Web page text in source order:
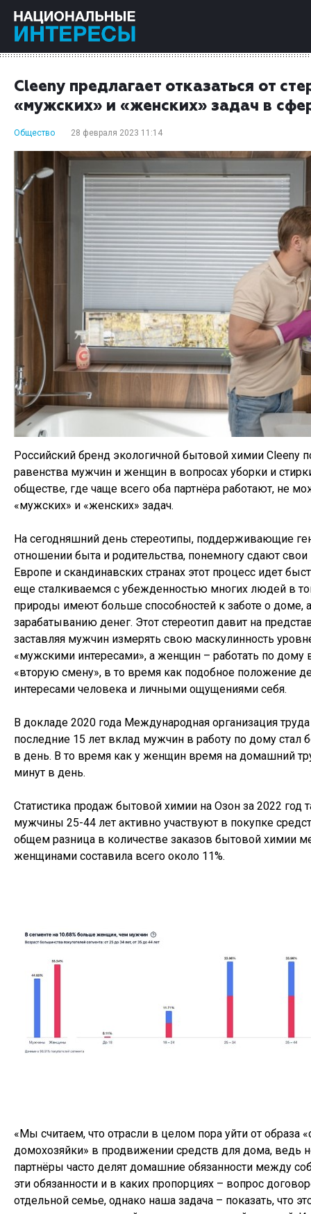
Cleeny предлагает отказаться от
«мужских» и «женских» задач в
Общество 28 февраля 2023 11:14
Российский бренд экологичной бытовой химии Cleeny
равенства мужчин и женщин в вопросах уборки и
обществе, где чаще всего оба партнёра работают, не
«мужских» и «женских» задач.
На сегодняшний день стереотипы, поддерживающие
отношении быта и родительства, понемногу сдают
Европе и скандинавских странах этот процесс идет
еще сталкиваемся с убежденностью многих людей в
природы имеют больше способностей к заботе о доме,
зарабатыванию денег. Этот стереотип давит на
заставляя мужчин измерять свою маскулинность
«мужскими интересами», а женщин – работать по дому
«вторую смену», в то время как подобное положение
интересами человека и личными ощущениями себя.
В докладе 2020 года Международная организация
последние 15 лет вклад мужчин в работу по дому стал
в день. В то время как у женщин время на домашний
минут в день.
Статистика продаж бытовой химии на Озон за 2022 год
мужчины 25-44 лет активно участвуют в покупке
общем разница в количестве заказов бытовой химии
женщинами составила всего около 11%.
«Мы считаем, что отрасли в целом пора уйти от образа
домохозяйки» в продвижении средств для дома, ведь
партнёры часто делят домашние обязанности между
эти обязанности и в каких пропорциях – вопрос
отдельной семье, однако наша задача – показать, что